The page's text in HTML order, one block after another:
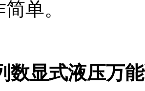
单。
数显式液压万